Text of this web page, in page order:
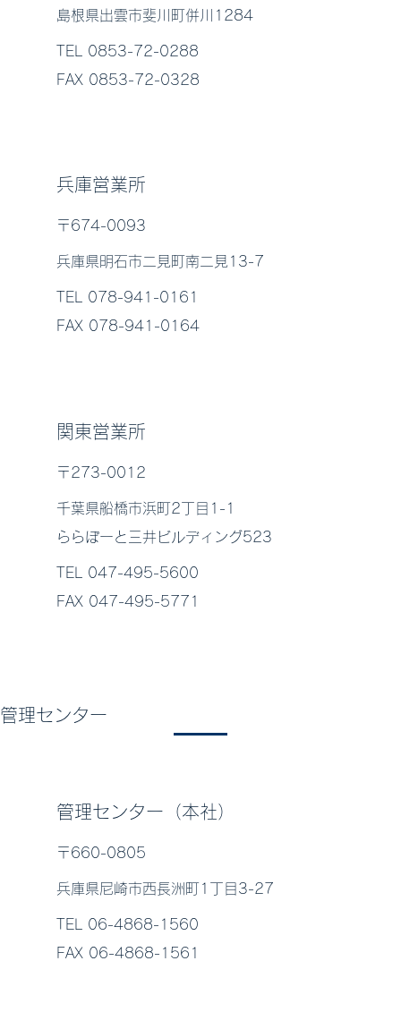
管理センター（本社）
〒660-0805
兵庫県尼崎市西長洲町1丁目3-27
TEL 06-4868-1560
FAX 06-4868-1561
管理センター
島根県出雲市斐川町併川1284
TEL 0853-72-0288
FAX 0853-72-0328
兵庫営業所
〒674-0093
兵庫県明石市二見町南二見13-7
TEL 078-941-0161
FAX 078-941-0164
関東営業所
〒273-0012
千葉県船橋市浜町2丁目1-1
ららぽーと三井ビルディング523
TEL 047-495-5600
FAX 047-495-5771